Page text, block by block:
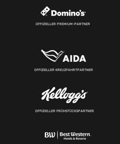
OFFIZIELLER PREMIUM-PARTNER
OFFIZIELLER KREUZFAHRTPARTNER
OFFIZIELLER FRÜHSTÜCKSPARTNER